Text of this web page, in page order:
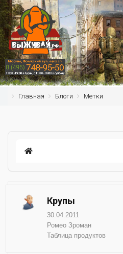
Главная Блоги Метки
Крупы
30.04.2011
Ромео Зроман
Таблица продуктов